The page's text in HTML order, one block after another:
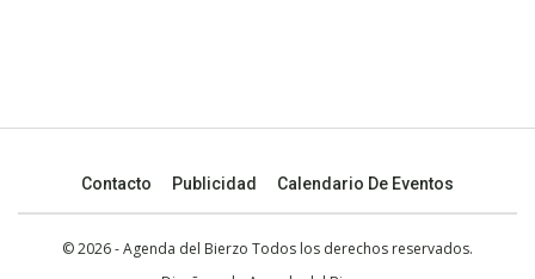
Contacto Publicidad Calendario De Eventos
© 2026 - Agenda del Bierzo Todos los derechos reservados.